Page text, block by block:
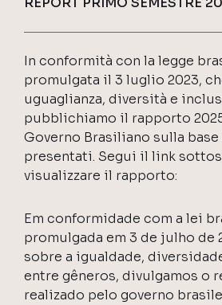
In conformità con la legge
promulgata il 3 luglio 2023,
uguaglianza, diversità e
pubblichiamo il rapporto
Governo Brasiliano sulla
presentati. Segui il link
visualizzare il rapporto:
Em conformidade com a lei
promulgada em 3 de julho de
sobre a igualdade,
entre gêneros, divulgamos o
realizado pelo governo